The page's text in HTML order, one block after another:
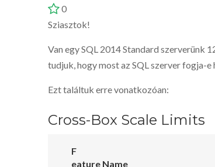
0
Sziasztok!
Van egy SQL 2014 Standard szerverünk
tudjuk, hogy most az SQL szerver fogja-
Ezt találtuk erre vonatkozóan:
Cross-Box Scale Limits
F
eature Name